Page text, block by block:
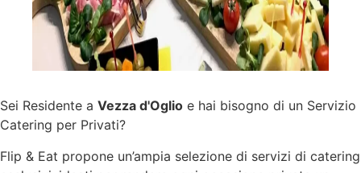
Sei Residente a Vezza d'Oglio e hai bisogno di un Servizio
Catering per Privati?
Flip & Eat propone un’ampia selezione di servizi di catering